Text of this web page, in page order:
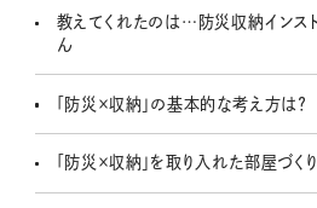
教えてくれたのは…防災収納インス
ん
「防災×収納」の基本的な考え方は？
「防災×収納」を取り入れた部屋づく